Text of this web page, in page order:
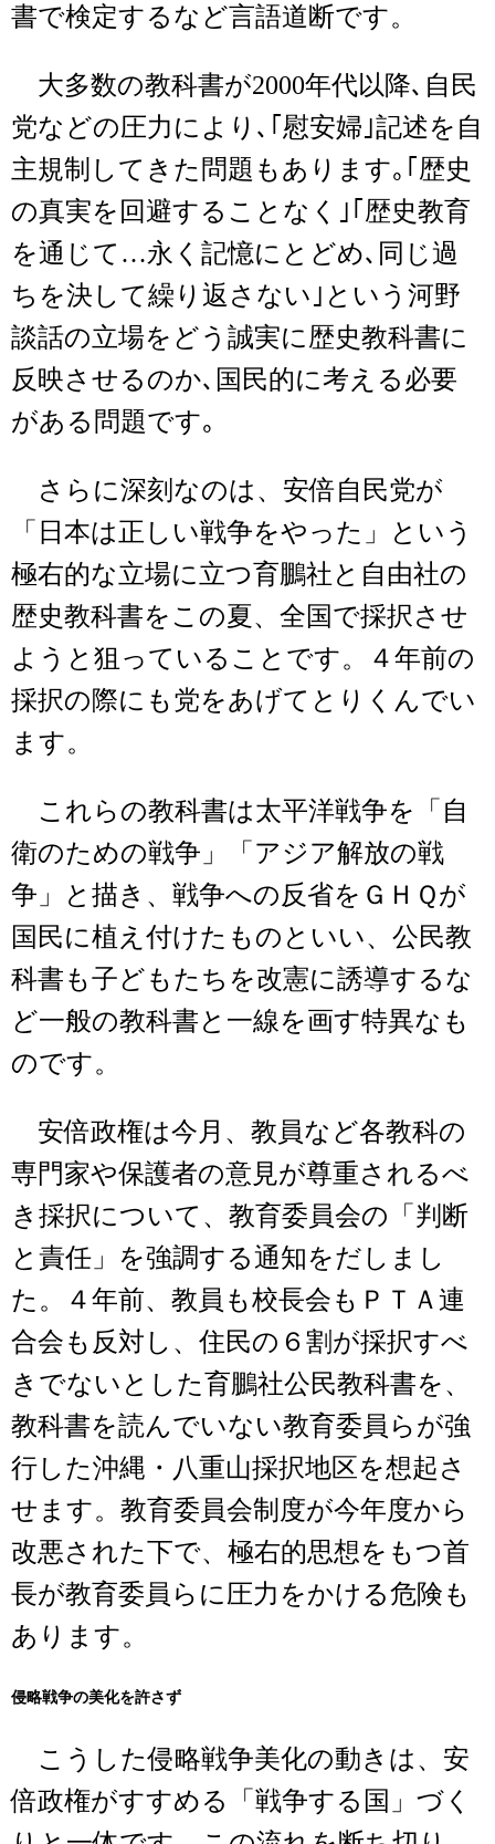
書で検定するなど言語道断です。
大多数の教科書が2000年代以降､自民
党などの圧力により､｢慰安婦｣記述を自
主規制してきた問題もあります｡｢歴史
の真実を回避することなく｣｢歴史教育
を通じて…永く記憶にとどめ､同じ過
ちを決して繰り返さない｣という河野
談話の立場をどう誠実に歴史教科書に
反映させるのか､国民的に考える必要
がある問題です｡
さらに深刻なのは、安倍自民党が
「日本は正しい戦争をやった」という
極右的な立場に立つ育鵬社と自由社の
歴史教科書をこの夏、全国で採択させ
ようと狙っていることです。４年前の
採択の際にも党をあげてとりくんでい
ます。
これらの教科書は太平洋戦争を「自
衛のための戦争」「アジア解放の戦
争」と描き、戦争への反省をＧＨＱが
国民に植え付けたものといい、公民教
科書も子どもたちを改憲に誘導するな
ど一般の教科書と一線を画す特異なも
のです。
安倍政権は今月、教員など各教科の
専門家や保護者の意見が尊重されるべ
き採択について、教育委員会の「判断
と責任」を強調する通知をだしまし
た。４年前、教員も校長会もＰＴＡ連
合会も反対し、住民の６割が採択すべ
きでないとした育鵬社公民教科書を、
教科書を読んでいない教育委員らが強
行した沖縄・八重山採択地区を想起さ
せます。教育委員会制度が今年度から
改悪された下で、極右的思想をもつ首
長が教育委員らに圧力をかける危険も
あります。
侵略戦争の美化を許さず
こうした侵略戦争美化の動きは、安
倍政権がすすめる「戦争する国」づく